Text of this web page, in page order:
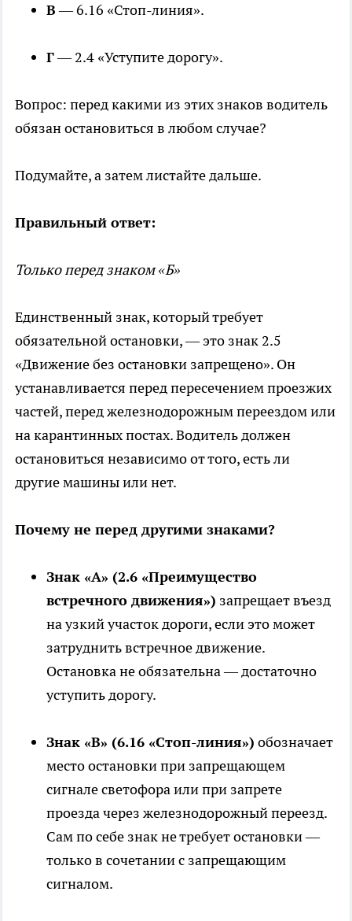
В— 6.16 «Стоп-линия».
Г— 2.4 «Уступите дорогу».
Вопрос: перед какими из этих знаков водитель
обязан остановиться в любом случае?
Подумайте, а затем листайте дальше.
Правильный ответ:
Только перед знаком «Б»
Единственный знак, который требует
обязательной остановки, — это знак 2.5
«Движение без остановки запрещено». Он
устанавливается перед пересечением проезжих
частей, перед железнодорожным переездом или
на карантинных постах. Водитель должен
остановиться независимо от того, есть ли
другие машины или нет.
Почему не перед другими знаками?
Знак «А» (2.6 «Преимущество
встречного движения») запрещает въезд
на узкий участок дороги, если это может
затруднить встречное движение.
Остановка не обязательна — достаточно
уступить дорогу.
Знак «В» (6.16 «Стоп-линия») обозначает
место остановки при запрещающем
сигнале светофора или при запрете
проезда через железнодорожный переезд.
Сам по себе знак не требует остановки —
только в сочетании с запрещающим
сигналом.